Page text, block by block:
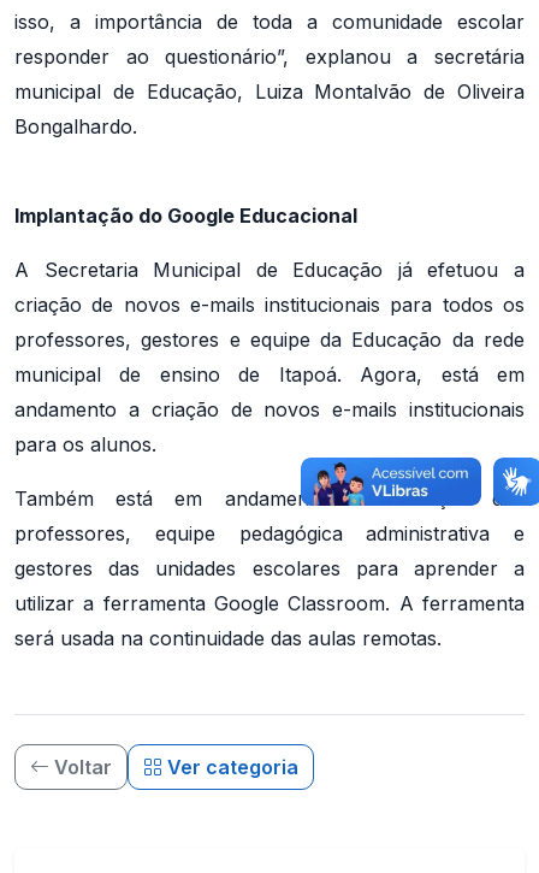
isso, a importância de toda a comunidade escolar
responder ao questionário”, explanou a secretária
municipal de Educação, Luiza Montalvão de Oliveira
Bongalhardo.
Implantação do Google Educacional
A Secretaria Municipal de Educação já efetuou a
criação de novos e-mails institucionais para todos os
professores, gestores e equipe da Educação da rede
municipal de ensino de Itapoá. Agora, está em
andamento a criação de novos e-mails institucionais
para os alunos.
Também está em andamento a formação dos
professores, equipe pedagógica administrativa e
gestores das unidades escolares para aprender a
utilizar a ferramenta Google Classroom. A ferramenta
será usada na continuidade das aulas remotas.
Voltar Ver categoria